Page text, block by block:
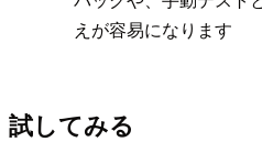
えが容易になります
試してみる